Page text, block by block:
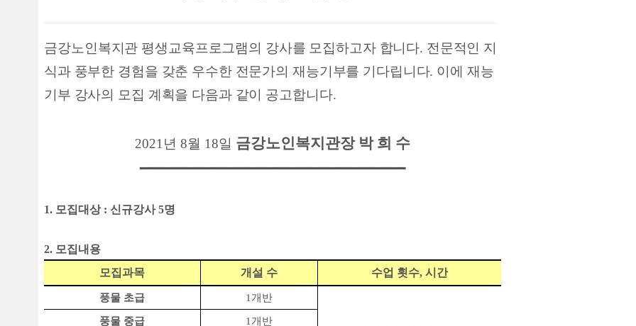
금강노인복지관 평생교육프로그램의 강사를 모집하고자 합니다. 전문적인 지
식과 풍부한 경험을 갖춘 우수한 전문가의 재능기부를 기다립니다. 이에 재능
기부 강사의 모집 계획을 다음과 같이 공고합니다.
2021 년 8월 18일 금강노인복지관장 박 희 수
━━━━━━━━━━━━━━━━━━━━━━━━━━━━━━━━━━
1. 모집대상 : 신규강사5명
2. 모집내용
모집과목
개설 수 수업 횟수, 시간
풍물 초급 1 개반
풍물 중급 1 개반